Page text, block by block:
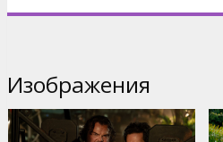
Изображения